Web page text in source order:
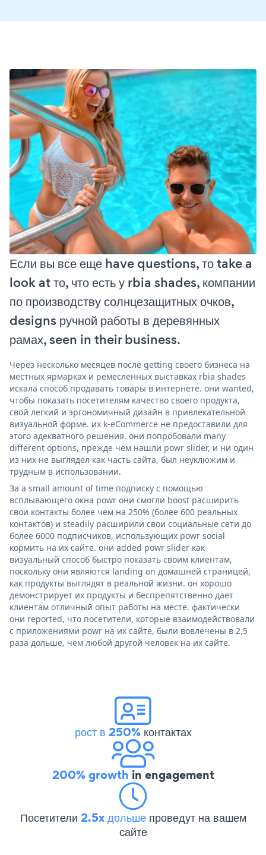
Если вы все еще have questions, то take a
look at то, что есть у rbia shades, компании
по производству солнцезащитных очков,
designs ручной работы в деревянных
рамах, seen in their business.
Через несколько месяцев после getting своего бизнеса на
местных ярмарках и ремесленных выставках rbia shades
искала способ продавать товары в интернете. они wanted,
чтобы показать посетителям качество своего продукта,
свой легкий и эргономичный дизайн в привлекательной
визуальной форме. их k-eCommerce не предоставили для
этого адекватного решения. они попробовали many
different options, прежде чем нашли powr slider, и ни один
из них не выглядел как часть сайта, был неуклюжим и
трудным в использовании.
За a small amount of time подписку с помощью
всплывающего окна powr они смогли boost расширить
свои контакты более чем на 250% (более 600 реальных
контактов) и steadily расширили свои социальные сети до
более 6000 подписчиков, использующих powr social
кормить на их сайте. они added powr slider как
визуальный способ быстро показать своим клиентам,
поскольку они являются landing on домашней страницей,
как продукты выглядят в реальной жизни. он хорошо
демонстрирует их продукты и беспрепятственно дает
клиентам отличный опыт работы на месте. фактически
они reported, что посетители, которые взаимодействовали
с приложениями powr на их сайте, были вовлечены в 2,5
раза дольше, чем любой другой человек на их сайте.
рост в 250%контактах
200% growth in engagement
Посетители 2.5x дольше проведут на вашем
сайте